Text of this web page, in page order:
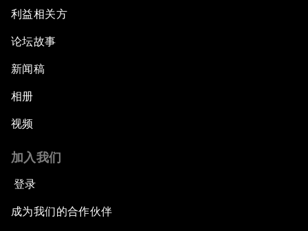
利益相关方
论坛故事
新闻稿
相册
视频
加入我们
登录
成为我们的合作伙伴